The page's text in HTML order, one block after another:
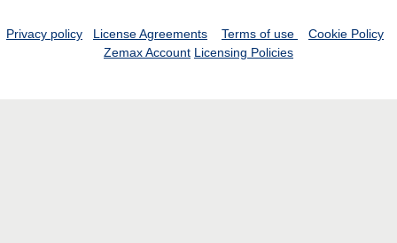
Privacy policy License Agreements Terms of use
Cookie Policy
Zemax Account Licensing Policies